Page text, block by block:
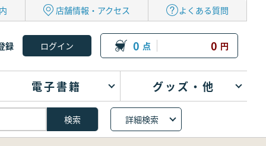
店舗情報・アクセス よくある質問
録 0 点 0 円
電子書籍 グッズ・他
詳細検索